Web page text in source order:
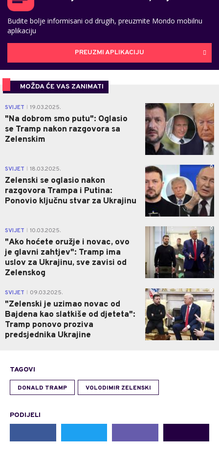
Budite bolje informisani od drugih, preuzmite Mondo mobilnu
aplikaciju
PREUZMI APLIKACIJU
MOŽDA ĆE VAS ZANIMATI
SVIJET 19.03.2025.
"Na dobrom smo putu": Oglasio
se Tramp nakon razgovora sa
Zelenskim
0
SVIJET 18.03.2025.
Zelenski se oglasio nakon
razgovora Trampa i Putina:
Ponovio ključnu stvar za Ukrajinu
0
SVIJET 10.03.2025.
"Ako hoćete oružje i novac, ovo
je glavni zahtjev": Tramp ima
uslov za Ukrajinu, sve zavisi od
Zelenskog
0
SVIJET 09.03.2025.
"Zelenski je uzimao novac od
Bajdena kao slatkiše od djeteta":
Tramp ponovo proziva
predsjednika Ukrajine
0
TAGOVI
DONALD TRAMP VOLODIMIR ZELENSKI
PODIJELI